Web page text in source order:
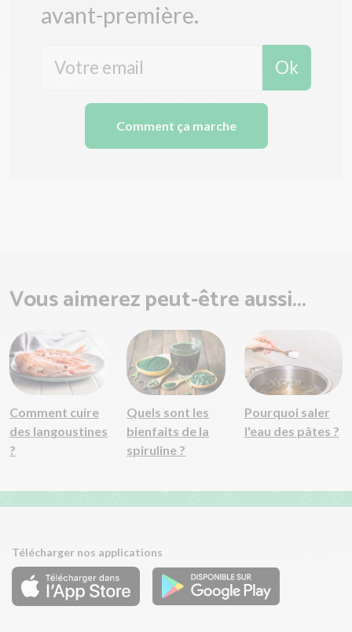
avant-première.
Ok
Comment ça marche
Vous aimerez peut-être aussi...
Comment cuire
des langoustines
?
Quels sont les
bienfaits de la
spiruline ?
Pourquoi saler
l'eau des pâtes ?
Télécharger nos applications